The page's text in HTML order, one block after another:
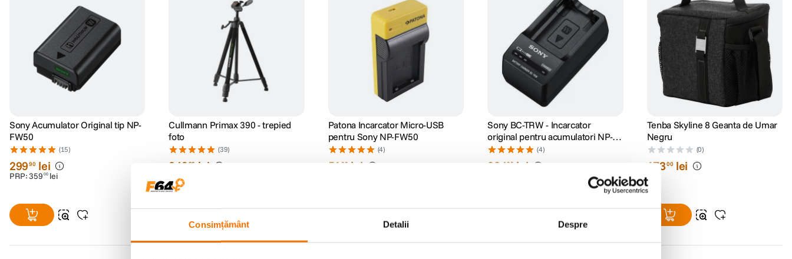
Consimțământ Detalii Despre
Sony Acumulator Original tip NP-
FW50
(15)
29990 lei
PRP:359 00 lei
Cullmann Primax 390 - trepied
foto
(39)
249 00 lei
Patona Incarcator Micro-USB
pentru Sony NP-FW50
(4)
51 00 lei
Sony BC-TRW - Incarcator
original pentru acumulatori NP-
FW50
(4)
22490 lei
Tenba Skyline 8 Geanta de Umar
Negru
(0)
17300 lei